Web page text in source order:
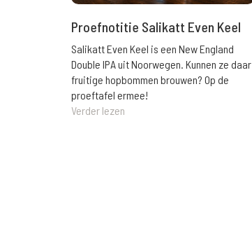
Proefnotitie Salikatt Even Keel
Salikatt Even Keel is een New England
Double IPA uit Noorwegen. Kunnen ze daar
fruitige hopbommen brouwen? Op de
proeftafel ermee!
Verder lezen